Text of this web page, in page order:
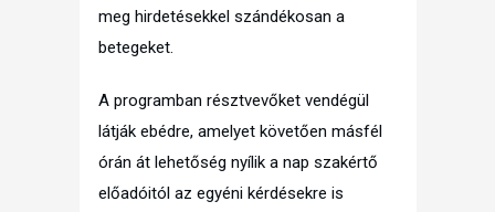
meg hirdetésekkel szándékosan a
betegeket.
A programban résztvevőket vendégül
látják ebédre, amelyet követően másfél
órán át lehetőség nyílik a nap szakértő
előadóitól az egyéni kérdésekre is